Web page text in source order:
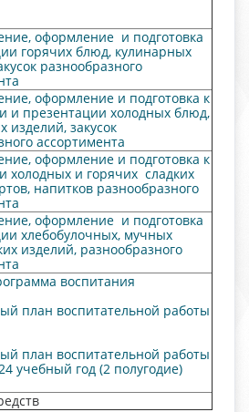
оформление и подготовка
горячих блюд, кулинарных
разнообразного
оформление и подготовка к
и презентации холодных блюд,
изделий, закусок
ассортимента
оформление и подготовка к
холодных и горячих сладких
напитков разнообразного
оформление и подготовка
хлебобулочных, мучных
изделий, разнообразного
воспитания
план воспитательной работы
план воспитательной работы
учебный год (2 полугодие)